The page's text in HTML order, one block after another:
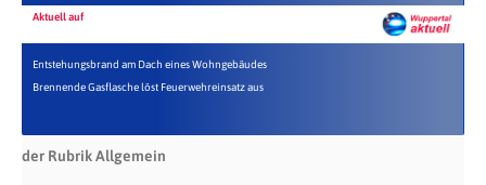
Aktuell auf
Entstehungsbrand am Dach eines Wohngebäudes
Brennende Gasflasche löst Feuerwehreinsatz aus
der Rubrik Allgemein